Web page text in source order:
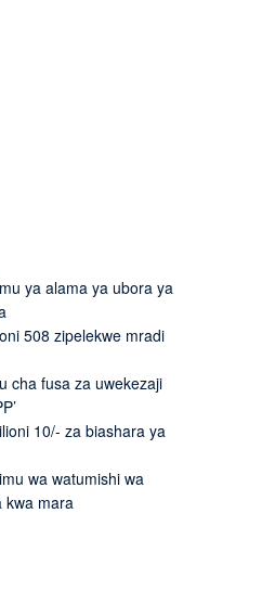
ya alama ya ubora ya
508 zipelekwe mradi
cha fusa za uwekezaji
10/- za biashara ya
wa watumishi wa
kwa mara